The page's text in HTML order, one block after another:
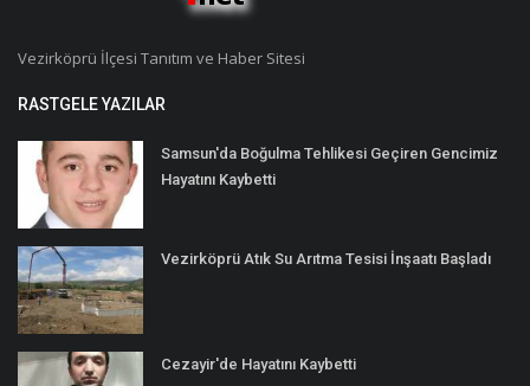
Vezirköprü İlçesi Tanıtım ve Haber Sitesi
RASTGELE YAZILAR
Samsun'da Boğulma Tehlikesi Geçiren Gencimiz
Hayatını Kaybetti
Vezirköprü Atık Su Arıtma Tesisi İnşaatı Başladı
Cezayir'de Hayatını Kaybetti